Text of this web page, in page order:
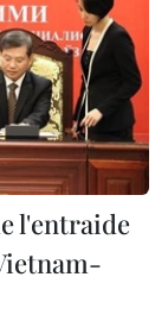
l'entraide